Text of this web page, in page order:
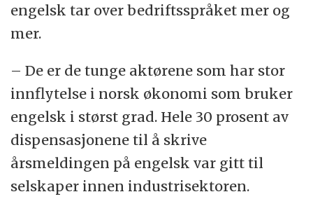
engelsk tar over bedriftsspråket mer og
mer.
– De er de tunge aktørene som har stor
innflytelse i norsk økonomi som bruker
engelsk i størst grad. Hele 30 prosent av
dispensasjonene til å skrive
årsmeldingen på engelsk var gitt til
selskaper innen industrisektoren.